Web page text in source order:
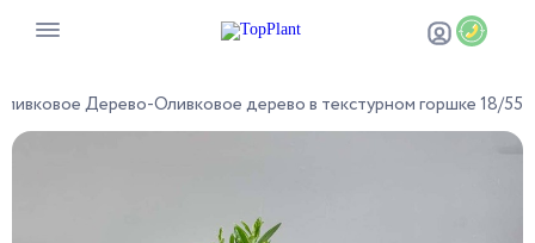
Дерево-Оливковое дерево в текстурном горшке 18/55